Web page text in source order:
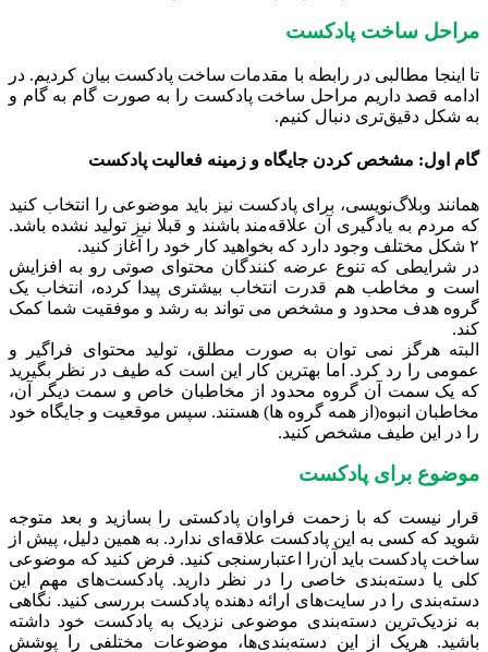
مراحل ساخت پادکست
تا اینجا مطالبی در رابطه با مقدمات ساخت پادکست بیان کردیم. در
ادامه قصد داریم مراحل ساخت پادکست را به صورت گام به گام و
به شکل دقیق‌تری دنبال کنیم.
گام اول: مشخص کردن جایگاه و زمینه فعالیت پادکست
همانند وبلاگ‌نویسی، برای پادکست نیز باید موضوعی را انتخاب کنید
که مردم به یادگیری آن علاقه‌مند باشند و قبلا نیز تولید نشده باشد.
۲ شکل مختلف وجود دارد که بخواهید کار خود را آغاز کنید.
در شرایطی که تنوع عرضه کنندگان محتوای صوتی رو به افزایش
است و مخاطب هم قدرت انتخاب بیشتری پیدا کرده، انتخاب یک
گروه هدف محدود و مشخص می تواند به رشد و موفقیت شما کمک
کند.
البته هرگز نمی توان به صورت مطلق، تولید محتوای فراگیر و
عمومی را رد کرد. اما بهترین کار این است که طیف در نظر بگیرید
که یک سمت آن گروه محدود از مخاطبان خاص و سمت دیگر آن،
مخاطبان انبوه(از همه گروه ها) هستند. سپس موقعیت و جایگاه خود
را در این طیف مشخص کنید.
موضوع برای پادکست
قرار نیست که با زحمت فراوان پادکستی را بسازید و بعد متوجه
شوید که کسی به این پادکست علاقه‌ای ندارد. به همین دلیل، پیش از
ساخت پادکست باید آن‌را اعتبارسنجی کنید. فرض کنید که موضوعی
کلی یا دسته‌بندی خاصی را در نظر دارید. پادکست‌های مهم این
دسته‌بندی را در سایت‌های ارائه دهنده پادکست بررسی کنید. نگاهی
به نزدیک‌ترین دسته‌بندی موضوعی نزدیک به پادکست خود داشته
باشید. هریک از این دسته‌بندی‌ها، موضوعات مختلفی را پوشش